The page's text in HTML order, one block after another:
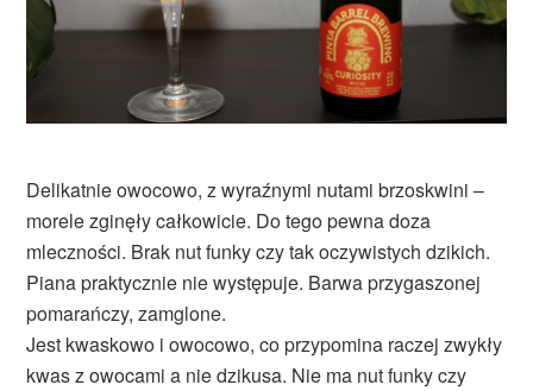
Delikatnie owocowo, z wyraźnymi nutami brzoskwini –
morele zginęły całkowicie. Do tego pewna doza
mleczności. Brak nut funky czy tak oczywistych dzikich.
Piana praktycznie nie występuje. Barwa przygaszonej
pomarańczy, zamglone.
Jest kwaskowo i owocowo, co przypomina raczej zwykły
kwas z owocami a nie dzikusa. Nie ma nut funky czy